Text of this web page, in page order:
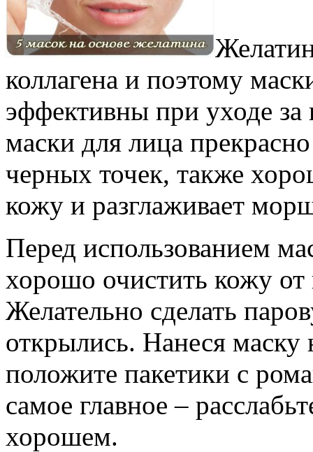
коллагена и поэтому
эффективны при уходе
маски для лица
черных точек, также
кожу и разглаживает
Перед использованием
хорошо очистить кожу от
Желательно сделать
открылись. Нанеся маску
положите пакетики с
самое главное –
хорошем.